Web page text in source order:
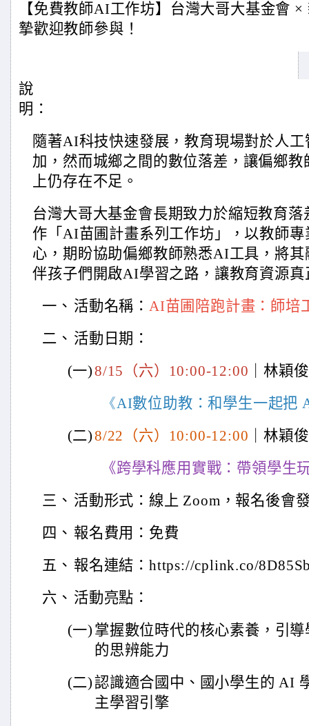
【免費教師AI工作坊】台灣大哥大基金會
摯歡迎教師參與！
說
明：
隨著AI科技快速發展，教育現場對於人
加，然而城鄉之間的數位落差，讓偏鄉
上仍存在不足。
台灣大哥大基金會長期致力於縮短教育
作「AI苗圃計畫系列工作坊」，以教師
心，期盼協助偏鄉教師熟悉AI工具，將
伴孩子們開啟AI學習之路，讓教育資源真
一、 活動名稱： AI苗圃陪跑計畫：師培
二、 活動日期：
(一)8/15 （六）10:00-12:00 ｜林穎
《AI數位助教：和學生一起把
(二)8/22 （六）10:00-12:00 ｜林穎
《跨學科應用實戰：帶領學生
三、 活動形式：線上 Zoom，報名後會
四、 報名費用：免費
五、 報名連結：https://cplink.co/
六、 活動亮點：
(一) 掌握數位時代的核心素養，引
的思辨能力
(二)認識適合國中、國小學生的 AI
主學習引擎